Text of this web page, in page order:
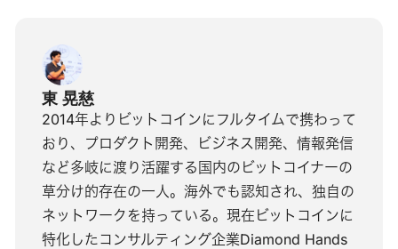
東 晃慈
2014年よりビットコインにフルタイムで携わって
おり、プロダクト開発、ビジネス開発、情報発信
など多岐に渡り活躍する国内のビットコイナーの
草分け的存在の一人。海外でも認知され、独自の
ネットワークを持っている。現在ビットコインに
特化したコンサルティング企業Diamond Hands